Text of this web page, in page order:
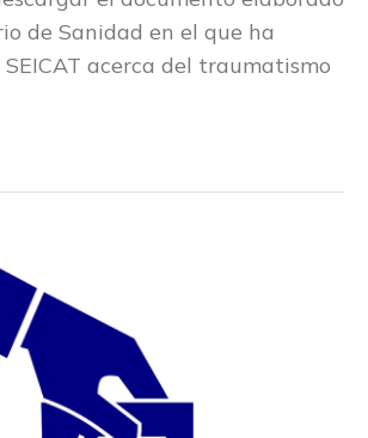
de Sanidad en el que ha
acerca del traumatismo